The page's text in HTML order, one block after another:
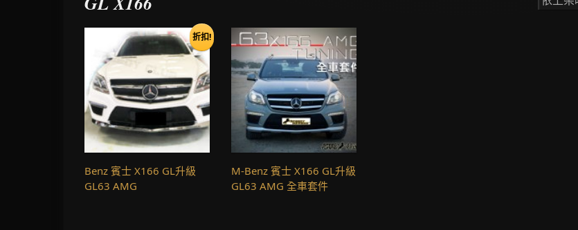
折扣!
Benz 賓士 X166 GL升級
GL63 AMG
M-Benz 賓士 X166 GL升級
GL63 AMG 全車套件